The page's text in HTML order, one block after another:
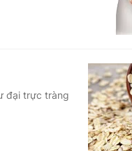
đại trực tràng